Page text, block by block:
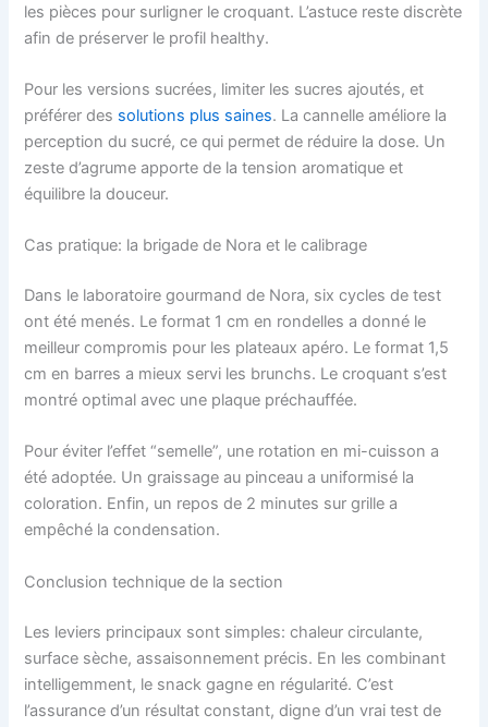
les pièces pour surligner le croquant. L’astuce reste discrète
afin de préserver le profil healthy.
Pour les versions sucrées, limiter les sucres ajoutés, et
préférer des solutions plus saines. La cannelle améliore la
perception du sucré, ce qui permet de réduire la dose. Un
zeste d’agrume apporte de la tension aromatique et
équilibre la douceur.
Cas pratique: la brigade de Nora et le calibrage
Dans le laboratoire gourmand de Nora, six cycles de test
ont été menés. Le format 1 cm en rondelles a donné le
meilleur compromis pour les plateaux apéro. Le format 1,5
cm en barres a mieux servi les brunchs. Le croquant s’est
montré optimal avec une plaque préchauffée.
Pour éviter l’effet “semelle”, une rotation en mi-cuisson a
été adoptée. Un graissage au pinceau a uniformisé la
coloration. Enfin, un repos de 2 minutes sur grille a
empêché la condensation.
Conclusion technique de la section
Les leviers principaux sont simples: chaleur circulante,
surface sèche, assaisonnement précis. En les combinant
intelligemment, le snack gagne en régularité. C’est
l’assurance d’un résultat constant, digne d’un vrai test de